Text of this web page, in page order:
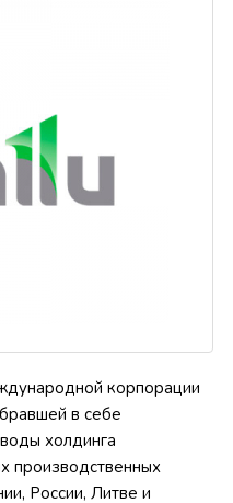
корпорации
в себе
холдинга
производственных
России, Литве и